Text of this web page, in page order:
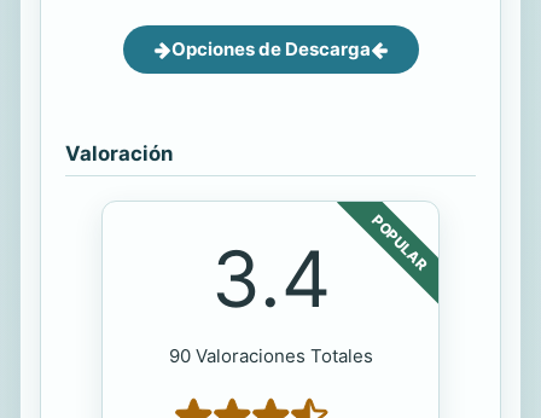
Opciones de Descarga
Valoración
POPULAR
3.4
90 Valoraciones Totales